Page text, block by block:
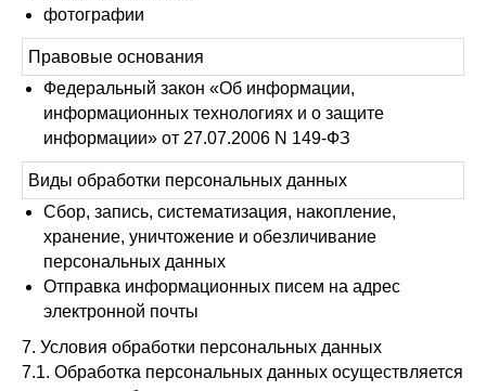
фотографии
Правовые основания
Федеральный закон «Об информации,
информационных технологиях и о защите
информации» от 27.07.2006 N 149-ФЗ
Виды обработки персональных данных
Сбор, запись, систематизация, накопление,
хранение, уничтожение и обезличивание
персональных данных
Отправка информационных писем на адрес
электронной почты
7. Условия обработки персональных данных
7.1. Обработка персональных данных осуществляется